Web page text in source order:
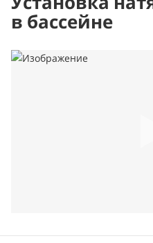
в бассейне